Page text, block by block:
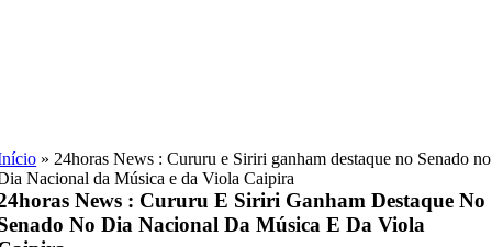
» 24horas News : Cururu e Siriri ganham destaque no Senado no
Nacional da Música e da Viola Caipira
News : Cururu E Siriri Ganham Destaque No
No Dia Nacional Da Música E Da Viola